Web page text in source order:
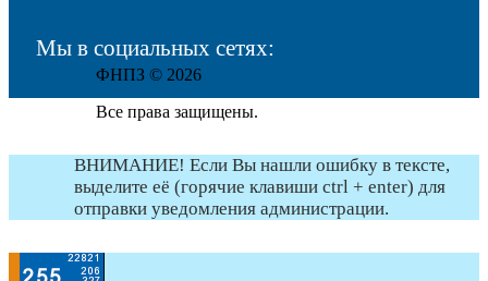
Мы в социальных сетях:
ФНПЗ © 2026
Все права защищены.
ВНИМАНИЕ! Если Вы нашли ошибку в тексте,
выделите её (горячие клавиши ctrl + enter) для
отправки уведомления администрации.